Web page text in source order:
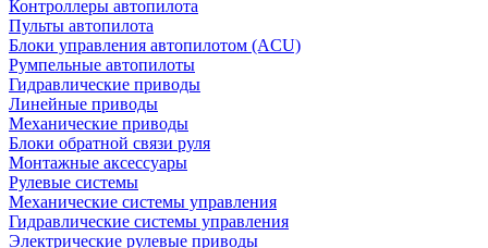
Контроллеры автопилота
Пульты автопилота
Блоки управления автопилотом (ACU)
Румпельные автопилоты
Гидравлические приводы
Линейные приводы
Механические приводы
Блоки обратной связи руля
Монтажные аксессуары
Рулевые системы
Механические системы управления
Гидравлические системы управления
Электрические рулевые приводы